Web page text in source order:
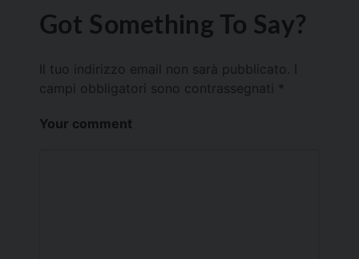
Got Something To Say?
Il tuo indirizzo email non sarà pubblicato.
campi obbligatori sono contrassegnati *
Your comment